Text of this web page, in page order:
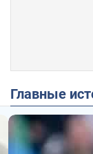
Главные